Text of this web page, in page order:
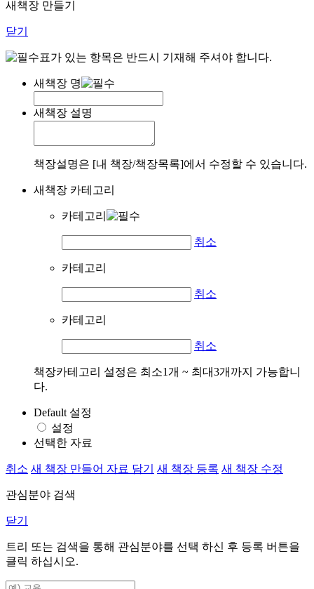
새책장 만들기
닫기
표가 있는 항목은 반드시 기재해 주셔야 합니다.
새책장 명
새책장 설명
책장설명은 [내 책장/책장목록]에서 수정할 수 있습니다.
새책장 카테고리
카테고리
취소
카테고리
취소
카테고리
취소
책장카테고리 설정은 최소1개 ~ 최대3개까지 가능합니
다.
Default 설정
설정
선택한 자료
취소 새 책장 만들어 자료 담기 새 책장 등록 새 책장 수정
관심분야 검색
닫기
트리 또는 검색을 통해 관심분야를 선택 하신 후 등록 버튼을
클릭 하십시오.